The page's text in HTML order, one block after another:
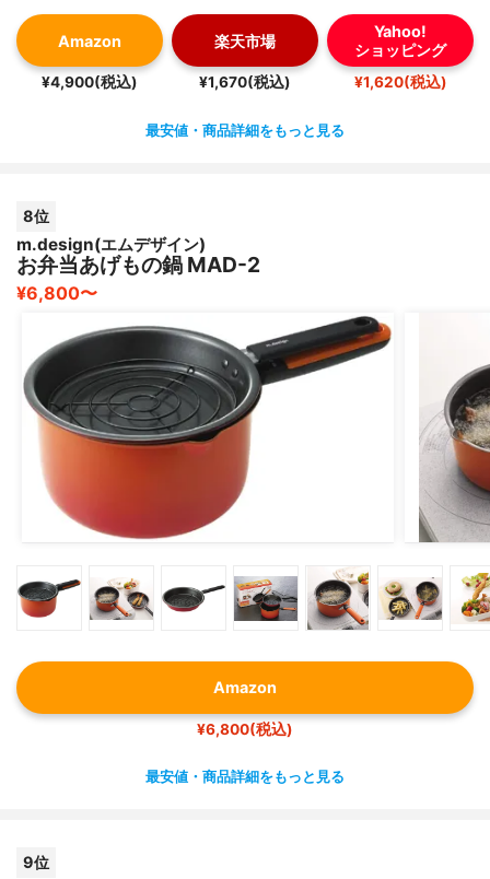
Amazon
¥4,900(税込)
楽天市場
¥1,670(税込)
Yahoo!
ショッピング
¥1,620(税込)
最安値・商品詳細をもっと見る
8位
m.design(エムデザイン)
お弁当あげもの鍋 MAD-2
¥6,800〜
Amazon
¥6,800(税込)
最安値・商品詳細をもっと見る
9位